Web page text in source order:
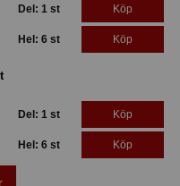
Del: 1 st Köp
Hel: 6 st Köp
Del: 1 st Köp
Hel: 6 st Köp